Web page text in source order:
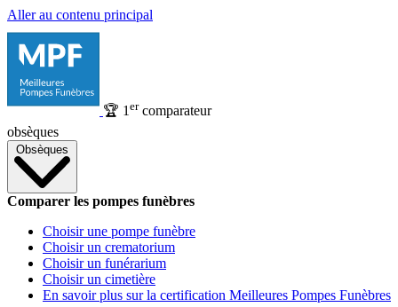
Aller au contenu principal
🏆 1 ercomparateur
obsèques
Obsèques
Comparer les pompes funèbres
Choisir une pompe funèbre
Choisir un crematorium
Choisir un funérarium
Choisir un cimetière
En savoir plus sur la certification Meilleures Pompes Funèbres